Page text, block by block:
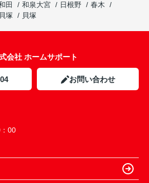
田 和泉大宮 日根野
春木
塚 貝塚
会社 ホームサポート
お問い合わせ
00